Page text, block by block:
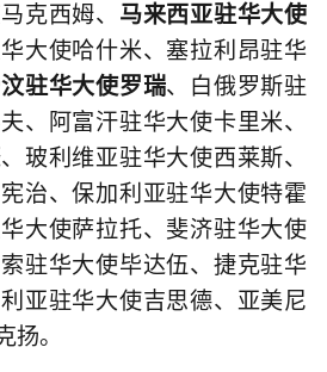
克西姆、 马来西亚驻华大使
大使哈什米、塞拉利昂驻华
驻华大使罗瑞、白俄罗斯驻
、阿富汗驻华大使卡里米、
、玻利维亚驻华大使西莱斯、
治、保加利亚驻华大使特霍
大使萨拉托、斐济驻华大使
驻华大使毕达伍、捷克驻华
亚驻华大使吉思德、亚美尼
扬。